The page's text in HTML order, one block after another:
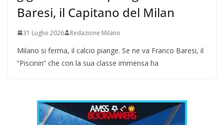
Baresi, il Capitano del Milan
31 Luglio 2026 Redazione Milano
Milano si ferma, il calcio piange. Se ne va Franco Baresi, il
“Piscinin” che con la sua classe immensa ha